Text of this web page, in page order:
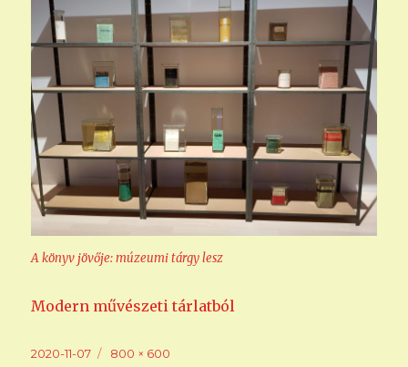
A könyv jövője: múzeumi tárgy lesz
Modern művészeti tárlatból
Közzétéve
2020-11-07
Teljes
800 × 600